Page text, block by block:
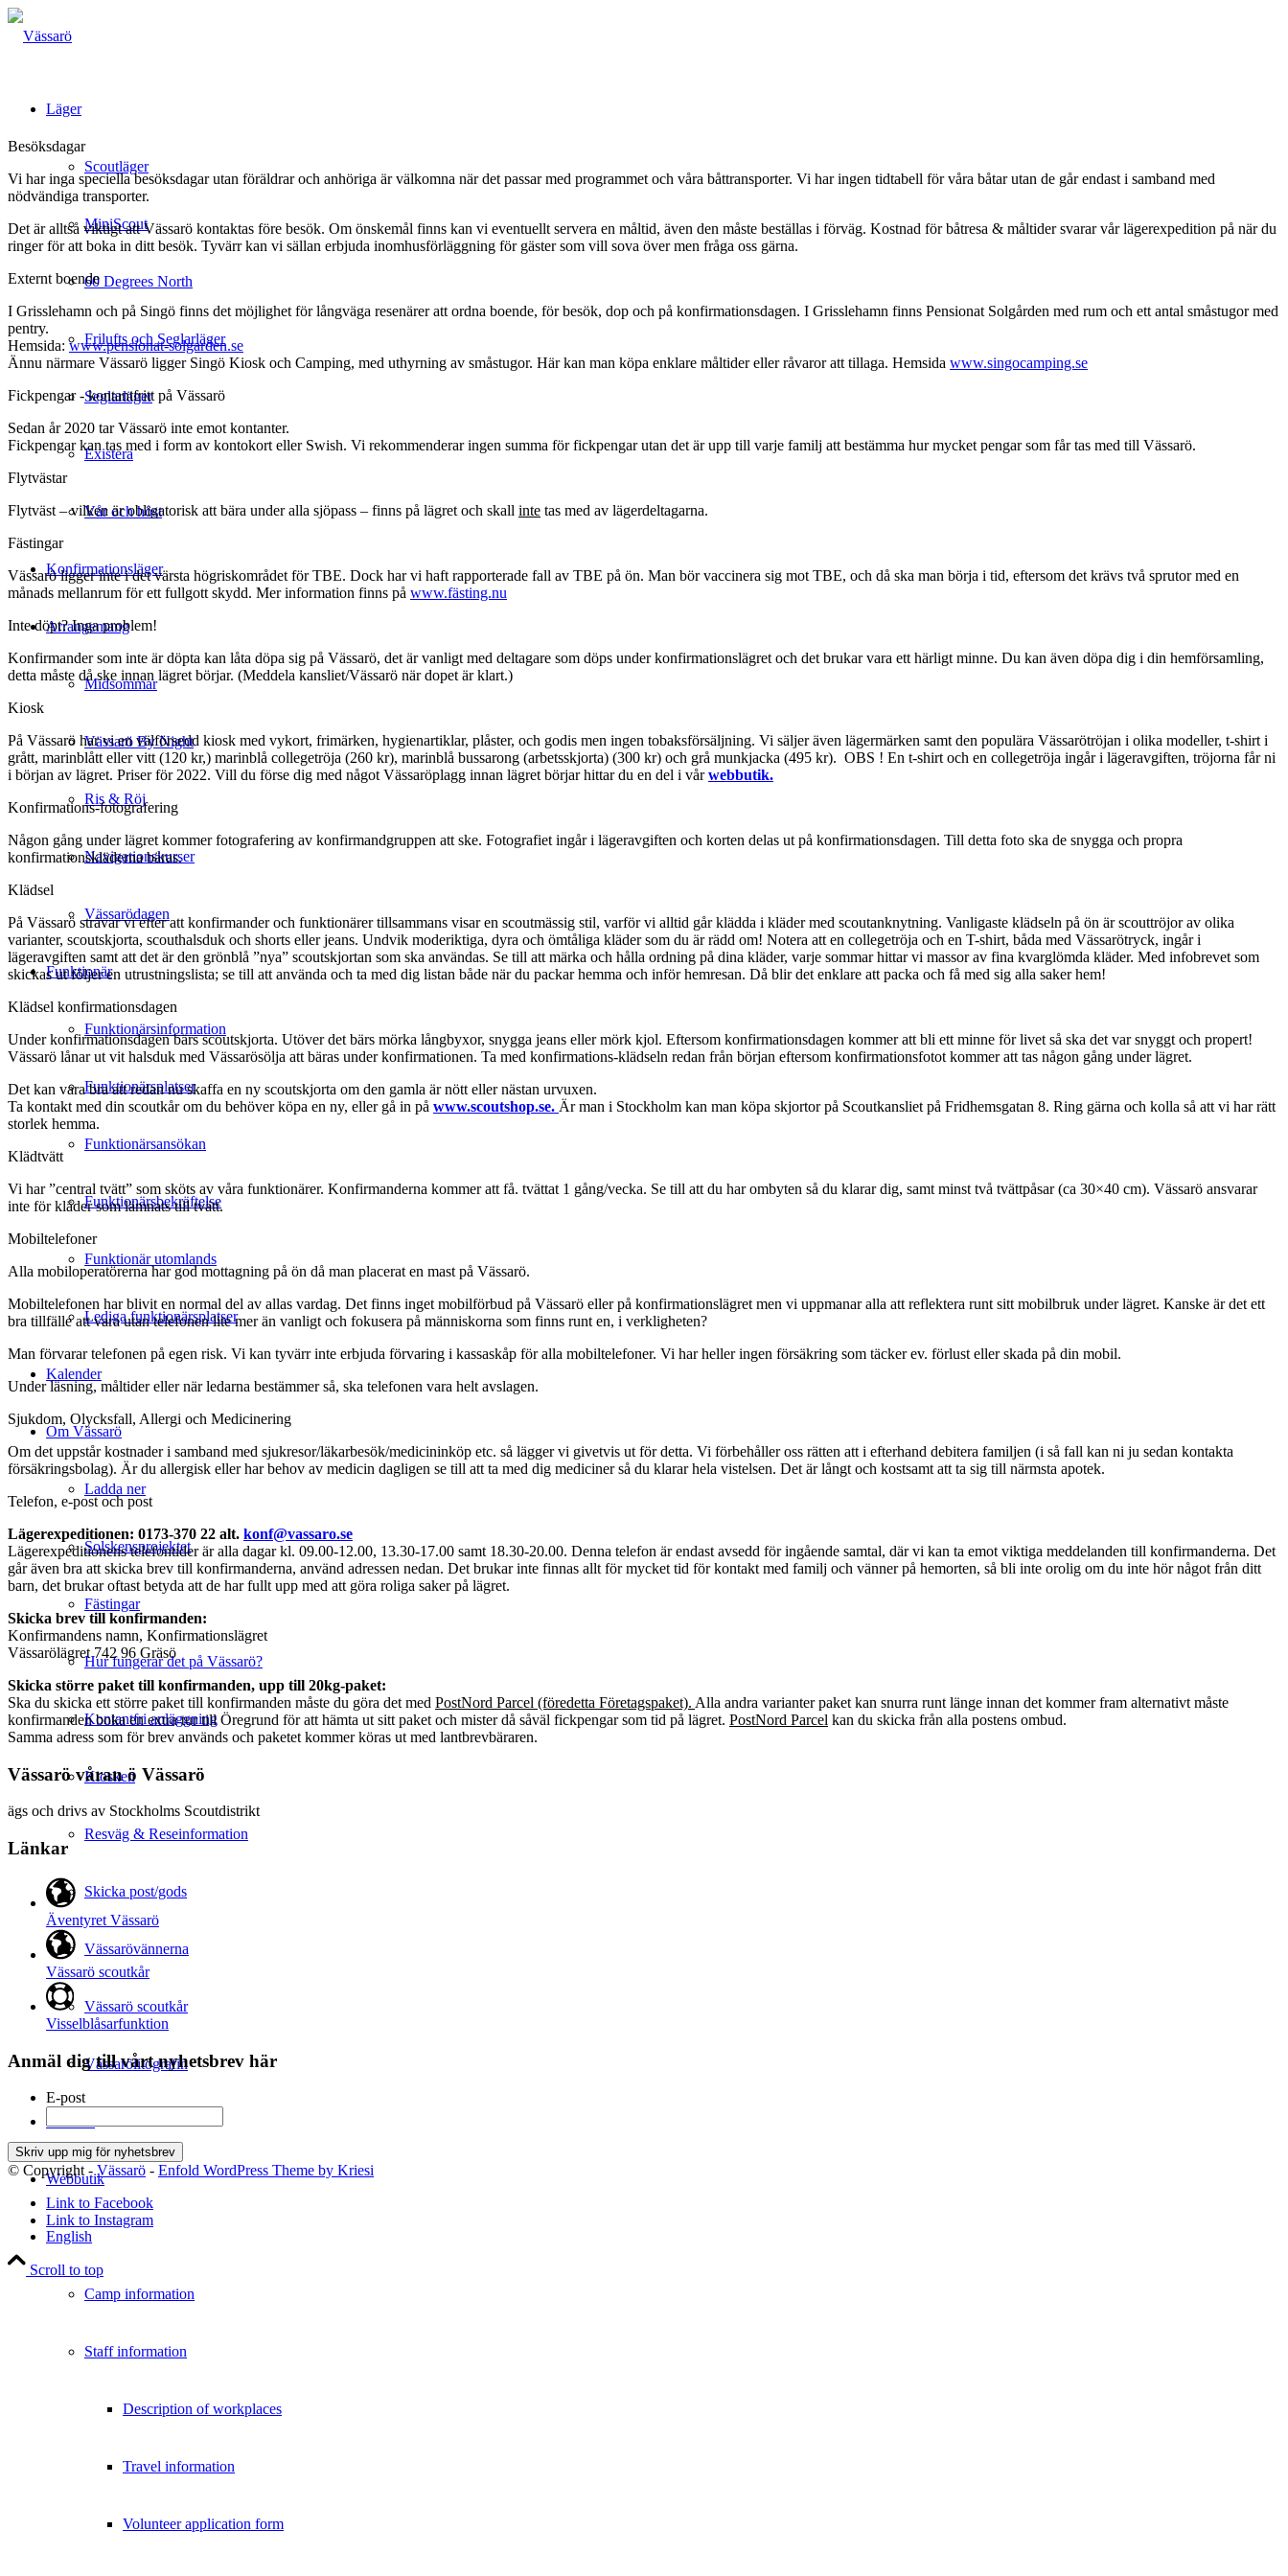
Läger
Scoutläger
MiniScout
60 Degrees North
Frilufts och Seglarläger
Seglarläger
Existera
Vår och höst
Konfirmationsläger
Arrangemang
Midsommar
Vässarö By Night
Ris & Röj
Navigationskurser
Vässarödagen
Funktionär
Funktionärsinformation
Funktionärsplatser
Funktionärsansökan
Funktionärsbekräftelse
Funktionär utomlands
Lediga funktionärsplatser
Kalender
Om Vässarö
Ladda ner
Solskensprojektet
Fästingar
Hur fungerar det på Vässarö?
Kontantfri anläggning
Kiosken
Resväg & Reseinformation
Skicka post/gods
Vässarövännerna
Vässarö scoutkår
Vässarölitografin
Webbutik
English
Camp information
Staff information
Description of workplaces
Travel information
Volunteer application form
Besöksdagar
Vi har inga speciella besöksdagar utan föräldrar och anhöriga är välkomna när det passar med programmet och våra båttransporter. Vi har ingen tidtabell för våra båtar utan de går endast i samband med
nödvändiga transporter.
Det är alltså viktigt att Vässarö kontaktas före besök. Om önskemål finns kan vi eventuellt servera en måltid, även den måste beställas i förväg. Kostnad för båtresa & måltider svarar vår lägerexpedition på när du
ringer för att boka in ditt besök. Tyvärr kan vi sällan erbjuda inomhusförläggning för gäster som vill sova över men fråga oss gärna.
Externt boende
I Grisslehamn och på Singö finns det möjlighet för långväga resenärer att ordna boende, för besök, dop och på konfirmationsdagen. I Grisslehamn finns Pensionat Solgården med rum och ett antal småstugor med
pentry.
Hemsida:www.pensionat-solgarden.se
Ännu närmare Vässarö ligger Singö Kiosk och Camping, med uthyrning av småstugor. Här kan man köpa enklare måltider eller råvaror att tillaga. Hemsida www.singocamping.se
Fickpengar - kontantfritt på Vässarö
Sedan år 2020 tar Vässarö inte emot kontanter.
Fickpengar kan tas med i form av kontokort eller Swish. Vi rekommenderar ingen summa för fickpengar utan det är upp till varje familj att bestämma hur mycket pengar som får tas med till Vässarö.
Flytvästar
Flytväst – vilken är obligatorisk att bära under alla sjöpass – finns på lägret och skall inte tas med av lägerdeltagarna.
Fästingar
Vässarö ligger inte i det värsta högriskområdet för TBE. Dock har vi haft rapporterade fall av TBE på ön. Man bör vaccinera sig mot TBE, och då ska man börja i tid, eftersom det krävs två sprutor med en
månads mellanrum för ett fullgott skydd. Mer information finns på www.fästing.nu
Inte döpt? Inga problem!
Konfirmander som inte är döpta kan låta döpa sig på Vässarö, det är vanligt med deltagare som döps under konfirmationslägret och det brukar vara ett härligt minne. Du kan även döpa dig i din hemförsamling,
detta måste då ske innan lägret börjar. (Meddela kansliet/Vässarö när dopet är klart.)
Kiosk
På Vässarö har vi en välförsedd kiosk med vykort, frimärken, hygienartiklar, plåster, och godis men ingen tobaksförsäljning. Vi säljer även lägermärken samt den populära Vässarötröjan i olika modeller, t-shirt i
grått, marinblått eller vitt (120 kr,) marinblå collegetröja (260 kr), marinblå bussarong (arbetsskjorta) (300 kr) och grå munkjacka (495 kr). OBS ! En t-shirt och en collegetröja ingår i lägeravgiften, tröjorna får ni
i början av lägret. Priser för 2022. Vill du förse dig med något Vässaröplagg innan lägret börjar hittar du en del i vår webbutik.
Konfirmations-fotografering
Någon gång under lägret kommer fotografering av konfirmandgruppen att ske. Fotografiet ingår i lägeravgiften och korten delas ut på konfirmationsdagen. Till detta foto ska de snygga och propra
konfirmationskläderna bäras.
Klädsel
På Vässarö strävar vi efter att konfirmander och funktionärer tillsammans visar en scoutmässig stil, varför vi alltid går klädda i kläder med scoutanknytning. Vanligaste klädseln på ön är scouttröjor av olika
varianter, scoutskjorta, scouthalsduk och shorts eller jeans. Undvik moderiktiga, dyra och ömtåliga kläder som du är rädd om! Notera att en collegetröja och en T-shirt, båda med Vässarötryck, ingår i
lägeravgiften samt att det är den grönblå ”nya” scoutskjortan som ska användas. Se till att märka och hålla ordning på dina kläder, varje sommar hittar vi massor av fina kvarglömda kläder. Med infobrevet som
skickas ut följer en utrustningslista; se till att använda och ta med dig listan både när du packar hemma och inför hemresan. Då blir det enklare att packa och få med sig alla saker hem!
Klädsel konfirmationsdagen
Under konfirmationsdagen bärs scoutskjorta. Utöver det bärs mörka långbyxor, snygga jeans eller mörk kjol. Eftersom konfirmationsdagen kommer att bli ett minne för livet så ska det var snyggt och propert!
Vässarö lånar ut vit halsduk med Vässarösölja att bäras under konfirmationen. Ta med konfirmations-klädseln redan från början eftersom konfirmationsfotot kommer att tas någon gång under lägret.
Det kan vara bra att redan nu skaffa en ny scoutskjorta om den gamla är nött eller nästan urvuxen.
Ta kontakt med din scoutkår om du behöver köpa en ny, eller gå in på www.scoutshop.se. Är man i Stockholm kan man köpa skjortor på Scoutkansliet på Fridhemsgatan 8. Ring gärna och kolla så att vi har rätt
storlek hemma.
Klädtvätt
Vi har ”central tvätt” som sköts av våra funktionärer. Konfirmanderna kommer att få. tvättat 1 gång/vecka. Se till att du har ombyten så du klarar dig, samt minst två tvättpåsar (ca 30×40 cm). Vässarö ansvarar
inte för kläder som lämnats till tvätt.
Mobiltelefoner
Alla mobiloperatörerna har god mottagning på ön då man placerat en mast på Vässarö.
Mobiltelefonen har blivit en normal del av allas vardag. Det finns inget mobilförbud på Vässarö eller på konfirmationslägret men vi uppmanar alla att reflektera runt sitt mobilbruk under lägret. Kanske är det ett
bra tillfälle att vara utan telefonen lite mer än vanligt och fokusera på människorna som finns runt en, i verkligheten?
Man förvarar telefonen på egen risk. Vi kan tyvärr inte erbjuda förvaring i kassaskåp för alla mobiltelefoner. Vi har heller ingen försäkring som täcker ev. förlust eller skada på din mobil.
Under läsning, måltider eller när ledarna bestämmer så, ska telefonen vara helt avslagen.
Sjukdom, Olycksfall, Allergi och Medicinering
Om det uppstår kostnader i samband med sjukresor/läkarbesök/medicininköp etc. så lägger vi givetvis ut för detta. Vi förbehåller oss rätten att i efterhand debitera familjen (i så fall kan ni ju sedan kontakta
försäkringsbolag). Är du allergisk eller har behov av medicin dagligen se till att ta med dig mediciner så du klarar hela vistelsen. Det är långt och kostsamt att ta sig till närmsta apotek.
Telefon, e-post och post
Lägerexpeditionen: 0173-370 22 alt. konf@vassaro.se
Lägerexpeditionens telefontider är alla dagar kl. 09.00-12.00, 13.30-17.00 samt 18.30-20.00. Denna telefon är endast avsedd för ingående samtal, där vi kan ta emot viktiga meddelanden till konfirmanderna. Det
går även bra att skicka brev till konfirmanderna, använd adressen nedan. Det brukar inte finnas allt för mycket tid för kontakt med familj och vänner på hemorten, så bli inte orolig om du inte hör något från ditt
barn, det brukar oftast betyda att de har fullt upp med att göra roliga saker på lägret.
Skicka brev till konfirmanden:
Konfirmandens namn, Konfirmationslägret
Vässarölägret 742 96 Gräsö
Skicka större paket till konfirmanden, upp till 20kg-paket:
Ska du skicka ett större paket till konfirmanden måste du göra det med PostNord Parcel (föredetta Företagspaket). Alla andra varianter paket kan snurra runt länge innan det kommer fram alternativt måste
konfirmanden boka en extra tur till Öregrund för att hämta ut sitt paket och mister då såväl fickpengar som tid på lägret. PostNord Parcel kan du skicka från alla postens ombud.
Samma adress som för brev används och paketet kommer köras ut med lantbrevbäraren.
Vässarö våran ö Vässarö
ägs och drivs av Stockholms Scoutdistrikt
Länkar
Äventyret Vässarö
Vässarö scoutkår
Visselblåsarfunktion
Anmäl dig till vårt nyhetsbrev här
E-post
© Copyright -Vässarö - Enfold WordPress Theme by Kriesi
Link to Facebook
Link to Instagram
Scroll to top